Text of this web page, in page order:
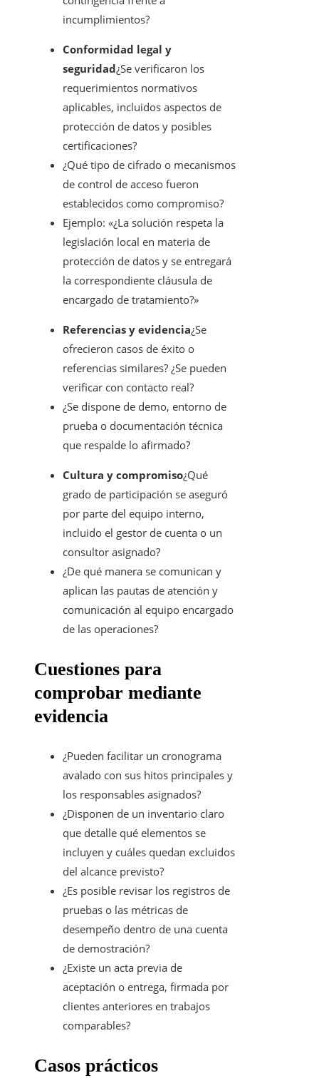
incumplimientos?
Conformidad legal y
seguridad¿Se verificaron los
requerimientos normativos
aplicables, incluidos aspectos de
protección de datos y posibles
certificaciones?
¿Qué tipo de cifrado o mecanismos
de control de acceso fueron
establecidos como compromiso?
Ejemplo: «¿La solución respeta la
legislación local en materia de
protección de datos y se entregará
la correspondiente cláusula de
encargado de tratamiento?»
Referencias y evidencia¿Se
ofrecieron casos de éxito o
referencias similares? ¿Se pueden
verificar con contacto real?
¿Se dispone de demo, entorno de
prueba o documentación técnica
que respalde lo afirmado?
Cultura y compromiso¿Qué
grado de participación se aseguró
por parte del equipo interno,
incluido el gestor de cuenta o un
consultor asignado?
¿De qué manera se comunican y
aplican las pautas de atención y
comunicación al equipo encargado
de las operaciones?
Cuestiones para
comprobar mediante
evidencia
¿Pueden facilitar un cronograma
avalado con sus hitos principales y
los responsables asignados?
¿Disponen de un inventario claro
que detalle qué elementos se
incluyen y cuáles quedan excluidos
del alcance previsto?
¿Es posible revisar los registros de
pruebas o las métricas de
desempeño dentro de una cuenta
de demostración?
¿Existe un acta previa de
aceptación o entrega, firmada por
clientes anteriores en trabajos
comparables?
Casos prácticos